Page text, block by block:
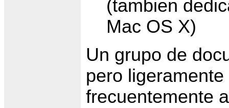
(tambien
Mac OS X)
Un grupo de
pero
frecuentemente